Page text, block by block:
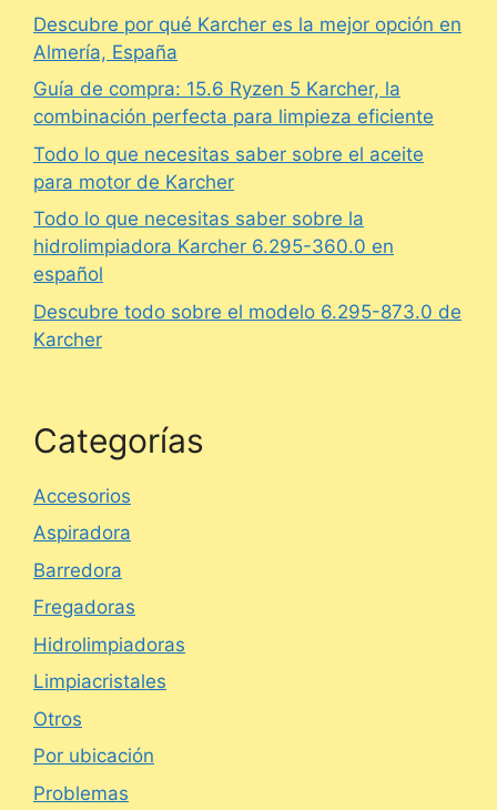
Descubre por qué Karcher es la mejor opción en
Almería, España
Guía de compra: 15.6 Ryzen 5 Karcher, la
combinación perfecta para limpieza eficiente
Todo lo que necesitas saber sobre el aceite
para motor de Karcher
Todo lo que necesitas saber sobre la
hidrolimpiadora Karcher 6.295-360.0 en
español
Descubre todo sobre el modelo 6.295-873.0 de
Karcher
Categorías
Accesorios
Aspiradora
Barredora
Fregadoras
Hidrolimpiadoras
Limpiacristales
Otros
Por ubicación
Problemas